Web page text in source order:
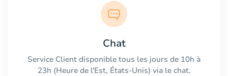
Chat
Service Client disponible tous les jours de 10h à
23h (Heure de l'Est, États-Unis) via le chat.